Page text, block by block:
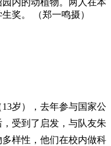
奖。 （郑一鸣摄）
岁），去年参与国家公
受到了启发，与队友朱
样性，他们在校内做科